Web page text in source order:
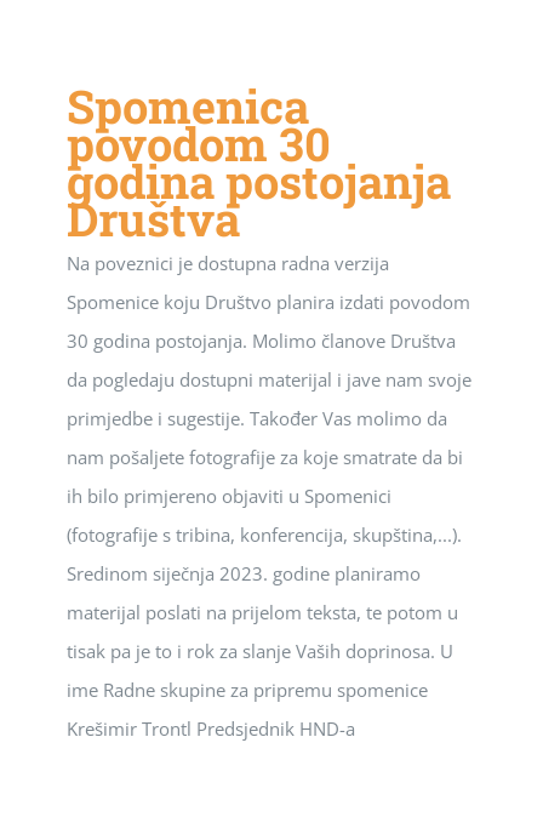
Spomenica
povodom 30
godina postojanja
Društva
Na poveznici je dostupna radna verzija
Spomenice koju Društvo planira izdati povodom
30 godina postojanja. Molimo članove Društva
da pogledaju dostupni materijal i jave nam svoje
primjedbe i sugestije. Također Vas molimo da
nam pošaljete fotografije za koje smatrate da bi
ih bilo primjereno objaviti u Spomenici
(fotografije s tribina, konferencija, skupština,...).
Sredinom siječnja 2023. godine planiramo
materijal poslati na prijelom teksta, te potom u
tisak pa je to i rok za slanje Vaših doprinosa. U
ime Radne skupine za pripremu spomenice
Krešimir Trontl Predsjednik HND-a